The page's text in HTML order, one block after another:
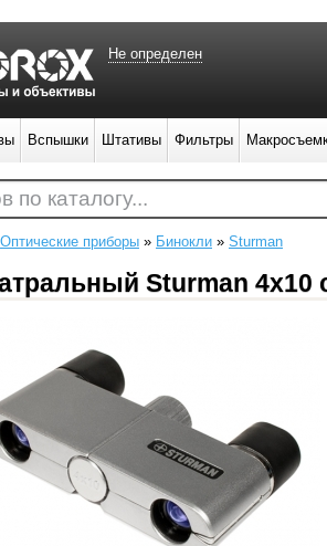
Оптические приборы » Бинокли » Sturman
Sturman 4x10
Не определен
Вспышки Штативы Фильтры
по каталогу...